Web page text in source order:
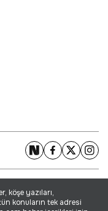
köşe yazıları,
konuların tek adresi